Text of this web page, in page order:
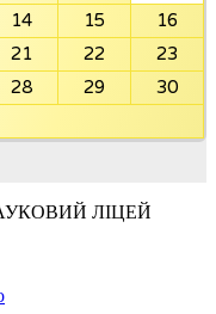
14 15
16
21 22
23
28 29
30
ЛІЦЕЙ